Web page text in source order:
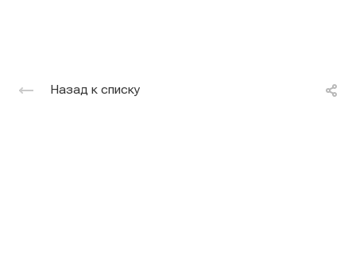
Назад к списку